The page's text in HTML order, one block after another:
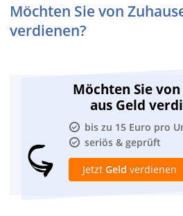
Möchten Sie von
verdienen?
Möchten Sie
aus Geld
bis zu 15 Euro pro
seriös & geprüft
Jetzt Geld verdienen